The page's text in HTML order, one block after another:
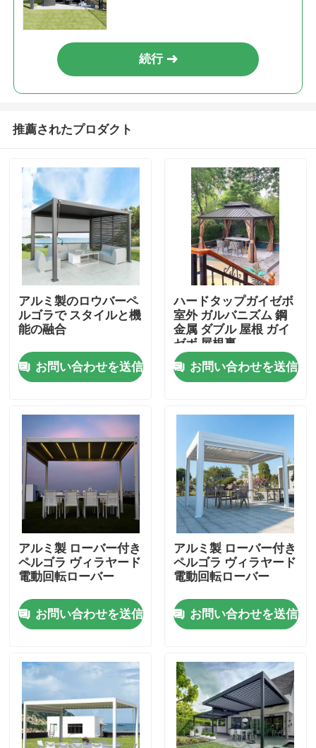
家
プロダクト
私達について
工場旅行
品質管理
私達に連絡しなさい
ニュース
アルミニウム テラスのパーゴラ
アルミニウム ルーバー付きのパーゴラ
続行
推薦されたプロダクト
アルミ製のロウバーペ
ルゴラで スタイルと機
能の融合
お問い合わせを送信
ハードタップガイゼボ
室外 ガルバニズム 鋼
金属 ダブル 屋根 ガイ
ゼボ 屋根裏
お問い合わせを送信
アルミ製 ローバー付き
ペルゴラ ヴィラヤード
電動回転ローバー
お問い合わせを送信
アルミ製 ローバー付き
ペルゴラ ヴィラヤード
電動回転ローバー
お問い合わせを送信